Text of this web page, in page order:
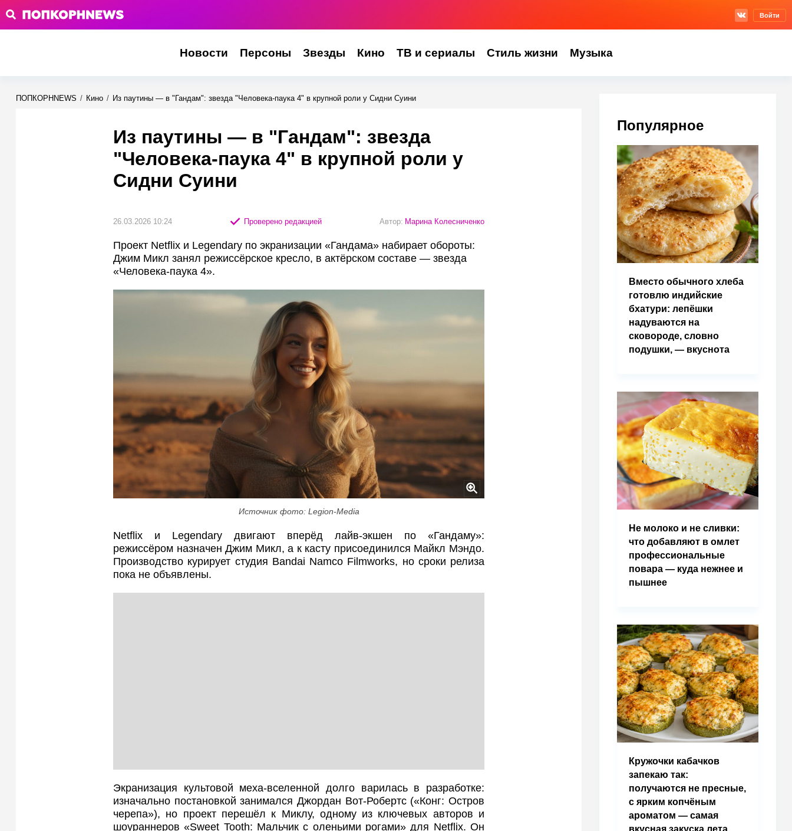
Войти
Новости Персоны Звезды Кино ТВ и сериалы Стиль жизни Музыка
ПОПКОРНNEWS / Кино / Из паутины — в "Гандам": звезда "Человека-паука 4" в крупной роли у Сидни Суини
Из паутины — в "Гандам": звезда
"Человека-паука 4" в крупной роли у
Сидни Суини
26.03.2026 10:24 Проверено редакцией Автор: Марина Колесниченко
Проект Netflix и Legendary по экранизации «Гандама» набирает обороты:
Джим Микл занял режиссёрское кресло, в актёрском составе — звезда
«Человека-паука 4».
Источник фото: Legion-Media
Netflix и Legendary двигают вперёд лайв-экшен по «Гандаму»:
режиссёром назначен Джим Микл, а к касту присоединился Майкл Мэндо.
Производство курирует студия Bandai Namco Filmworks, но сроки релиза
пока не объявлены.
Экранизация культовой меха-вселенной долго варилась в разработке:
изначально постановкой занимался Джордан Вот-Робертс («Конг: Остров
черепа»), но проект перешёл к Миклу, одному из ключевых авторов и
шоураннеров «Sweet Tooth: Мальчик с оленьими рогами» для Netflix. Он
Популярное
Вместо обычного хлеба
готовлю индийские
бхатури: лепёшки
надуваются на
сковороде, словно
подушки, — вкуснота
Не молоко и не сливки:
что добавляют в омлет
профессиональные
повара — куда нежнее и
пышнее
Кружочки кабачков
запекаю так:
получаются не пресные,
с ярким копчёным
ароматом — самая
вкусная закуска лета